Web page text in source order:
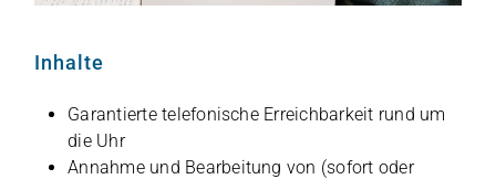
Inhalte
Garan­tierte tele­fo­ni­sche Erreich­bar­keit rund um
die Uhr
Annahme und Bear­bei­tung von (sofort oder